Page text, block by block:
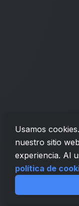
Usamos
nuestro sitio
experiencia. Al
política de